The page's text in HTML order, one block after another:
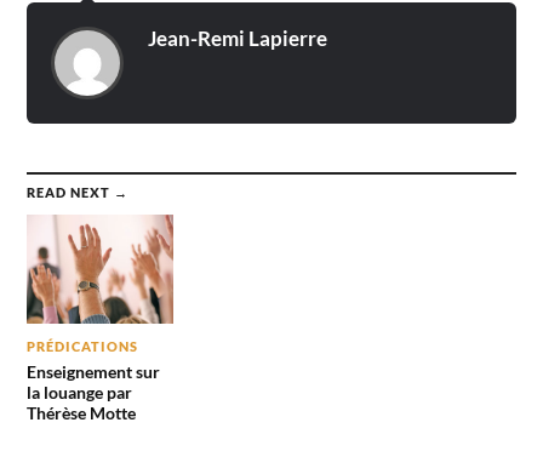
Jean-Remi Lapierre
READ NEXT →
PRÉDICATIONS
Enseignement sur
la louange par
Thérèse Motte